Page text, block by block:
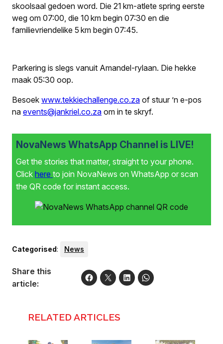
skoolsaal gedoen word. Die 21 km-atlete spring eerste
weg om 07:00, die 10 km begin 07:30 en die
familievriendelike 5 km begin 07:45.
Parkering is slegs vanuit Amandel-rylaan. Die hekke
maak 05:30 oop.
Besoek www.tekkiechallenge.co.za of stuur ’n e-pos
na events@jankriel.co.za om in te skryf.
NovaNews WhatsApp Channel is LIVE!
Get the stories that matter, straight to your phone.
Click here to join NovaNews on WhatsApp or scan
the QR code for instant access.
Categorised: News
Share this
article:
RELATED ARTICLES